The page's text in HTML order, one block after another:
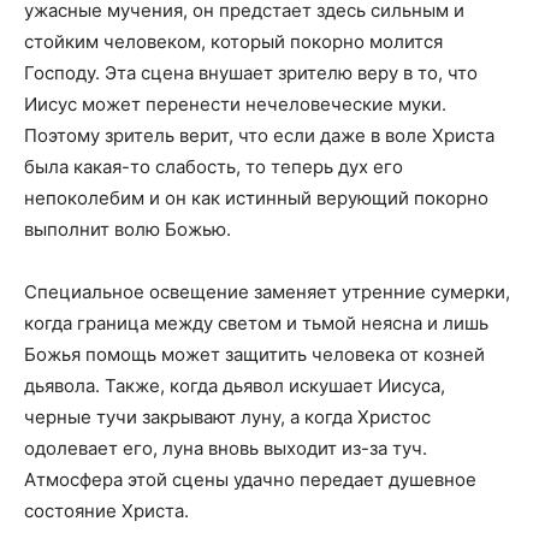
ужасные мучения, он предстает здесь сильным и
стойким человеком, который покорно молится
Господу. Эта сцена внушает зрителю веру в то, что
Иисус может перенести нечеловеческие муки.
Поэтому зритель верит, что если даже в воле Христа
была какая-то слабость, то теперь дух его
непоколебим и он как истинный верующий покорно
выполнит волю Божью.
Специальное освещение заменяет утренние сумерки,
когда граница между светом и тьмой неясна и лишь
Божья помощь может защитить человека от козней
дьявола. Также, когда дьявол искушает Иисуса,
черные тучи закрывают луну, а когда Христос
одолевает его, луна вновь выходит из-за туч.
Атмосфера этой сцены удачно передает душевное
состояние Христа.